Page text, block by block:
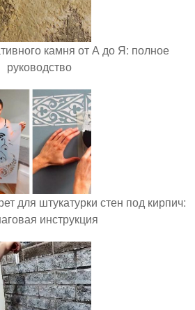
камня от А до Я: полное
руководство
для штукатурки стен под кирпич:
инструкция